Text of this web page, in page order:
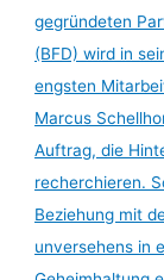
gegründeten
(BFD) wird in
engsten
Marcus
Auftrag, die
recherchieren.
Beziehung mit
unversehens in